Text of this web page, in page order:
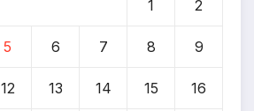
1 2
5 6 7 8 9
12 13 14 15 16